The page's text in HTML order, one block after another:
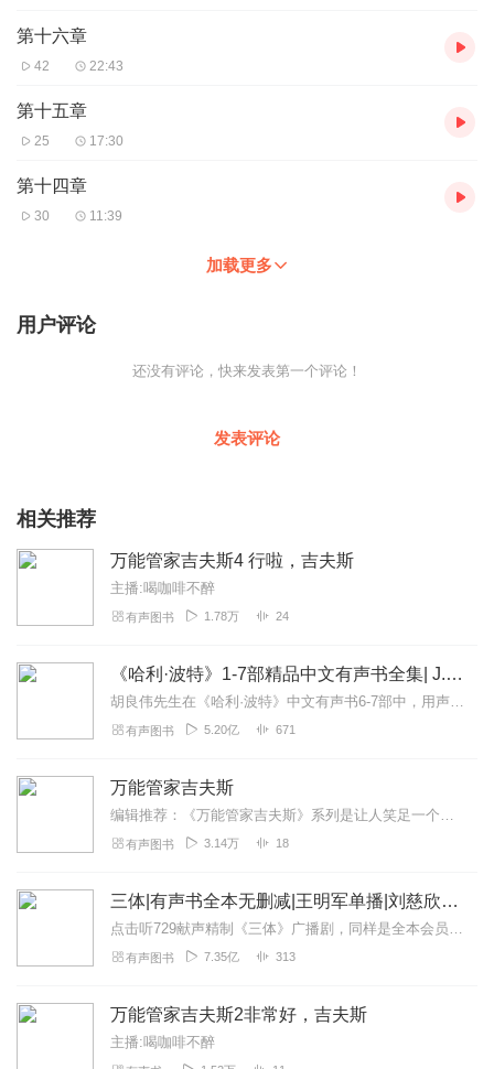
第十六章
42 22:43
第十五章
25 17:30
第十四章
30 11:39
加载更多
用户评论
还没有评论，快来发表第一个评论！
发表评论
相关推荐
万能管家吉夫斯4 行啦，吉夫斯
主播:喝咖啡不醉
有声图书 1.78万 24
《哈利·波特》1-7部精品中文有声书全集| J.K.罗琳原著，光合积木演播
胡良伟先生在《哈利·波特》中文有声书6-7部中，用声音带领着大家继续魔法之旅。为保证作品的一致性，给大家带来完整的魔法体验，我们与版权方PottermoreP...
有声图书 5.20亿 671
万能管家吉夫斯
编辑推荐：《万能管家吉夫斯》系列是让人笑足一个世纪的文学经典、英式幽默的黄金标准！...
有声图书 3.14万 18
三体|有声书全本无删减|王明军单播|刘慈欣原著
点击听729献声精制《三体》广播剧，同样是全本会员免费畅听，快来感受声音大戏的魅力！【购买须知】1、本作品部分集数为免费试听。2、版权归原作者所有，严禁翻录成任...
有声图书 7.35亿 313
万能管家吉夫斯2非常好，吉夫斯
主播:喝咖啡不醉